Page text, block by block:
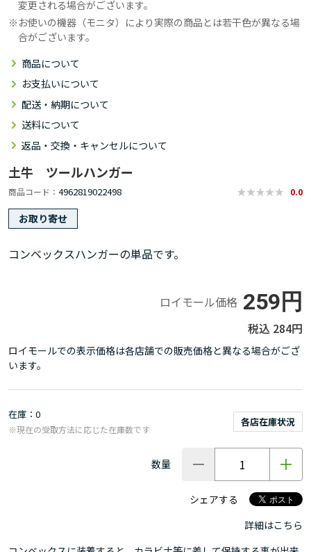
変更される場合がございます。
お使いの機器（モニタ）により実際の商品とは若干色が異なる場
合がございます。
商品について
お支払いについて
配送・納期について
送料について
返品・交換・キャンセルについて
土牛 ツールハンガー
商品コード 4962819022498 0.0
お取り寄せ
コンベックスハンガーの単品です。
ロイモール価格 259円
284円
ロイモールでの表示価格は各店舗での販売価格と異なる場合がござ
います。
在庫 0
各店在庫状況
※現在の受取方法に応じた在庫数です
数量
シェアする
詳細はこちら